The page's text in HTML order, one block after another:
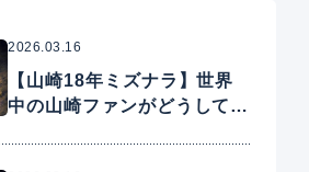
2026.03.16
【山崎18年ミズナラ】世界
中の山崎ファンがどうしても